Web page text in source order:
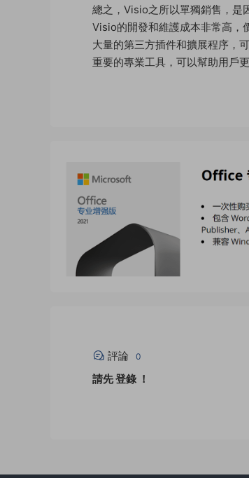
總之，Visio之所以單獨銷售，是
Visio的開發和維護成本非常高，
大量的第三方插件和擴展程序，
重要的專業工具，可以幫助用戶
評論 0
請先登錄 ！